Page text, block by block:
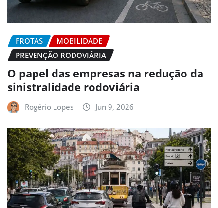
FROTAS
MOBILIDADE
PREVENÇÃO RODOVIÁRIA
O papel das empresas na redução da
sinistralidade rodoviária
Rogério Lopes Jun 9, 2026